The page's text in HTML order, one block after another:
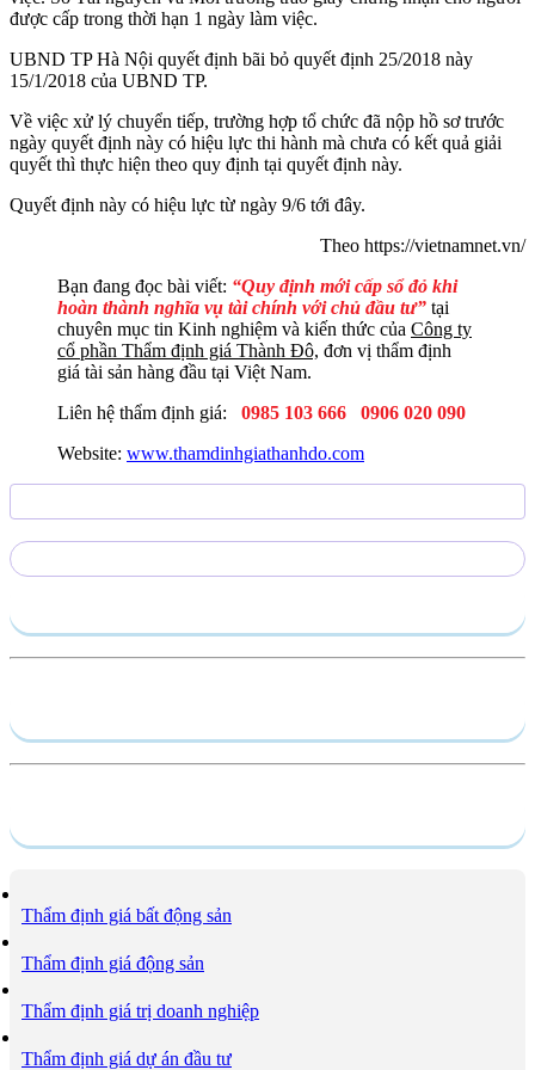
được cấp trong thời hạn 1 ngày làm việc.
UBND TP Hà Nội quyết định bãi bỏ quyết định 25/2018 này
15/1/2018 của UBND TP.
Về việc xử lý chuyển tiếp, trường hợp tổ chức đã nộp hồ sơ trước
ngày quyết định này có hiệu lực thi hành mà chưa có kết quả giải
quyết thì thực hiện theo quy định tại quyết định này.
Quyết định này có hiệu lực từ ngày 9/6 tới đây.
Theo https://vietnamnet.vn/
Bạn đang đọc bài viết: “Quy định mới cấp sổ đỏ khi
hoàn thành nghĩa vụ tài chính với chủ đầu tư” tại
chuyên mục tin Kinh nghiệm và kiến thức của Công ty
cổ phần Thẩm định giá Thành Đô, đơn vị thẩm định
giá tài sản hàng đầu tại Việt Nam.
Liên hệ thẩm định giá:
0985 103 666
0906 020 090
Website: www.thamdinhgiathanhdo.com
Thẩm định giá bất động sản
Thẩm định giá động sản
Thẩm định giá trị doanh nghiệp
Thẩm định giá dự án đầu tư